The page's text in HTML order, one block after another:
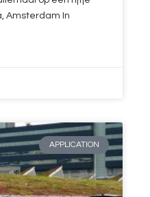
Amsterdam In
APPLICATION